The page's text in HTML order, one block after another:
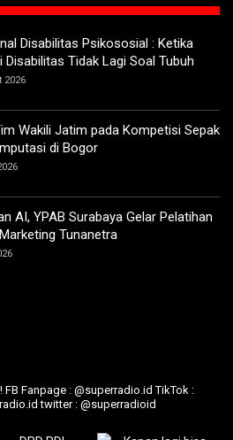
Disabilitas Psikososial : Ketika
Disabilitas Tidak Lagi Soal Tubuh
2026
Wakili Jatim pada Kompetisi Sepak
di Bogor
AI, YPAB Surabaya Gelar Pelatihan
Tunanetra
FB Fanpage : @superradio.id TikTok :
twitter : @superradioid